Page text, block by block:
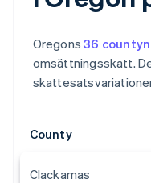
Oregons36 countyn
omsättningsskatt.
County
Clackamas